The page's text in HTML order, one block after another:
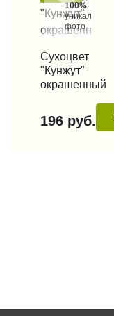
100%
уникальные
фото
КУПИТЬ В 1 КЛИК
Сухоцвет
"Кунжут"
окрашенный
196 руб.